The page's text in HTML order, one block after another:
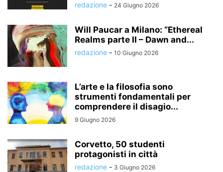
redazione - 24 Giugno 2026
Will Paucar a Milano: “Ethereal
Realms parte II – Dawn and...
redazione - 10 Giugno 2026
L’arte e la filosofia sono
strumenti fondamentali per
comprendere il disagio...
9 Giugno 2026
Corvetto, 50 studenti
protagonisti in città
redazione - 3 Giugno 2026